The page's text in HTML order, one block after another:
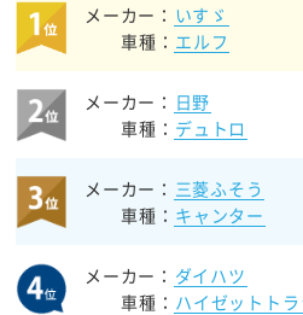
メーカー： いすゞ
車種： エルフ
メーカー： 日野
車種： デュトロ
メーカー： 三菱ふそう
車種： キャンター
メーカー： ダイハツ
車種： ハイゼットトラ